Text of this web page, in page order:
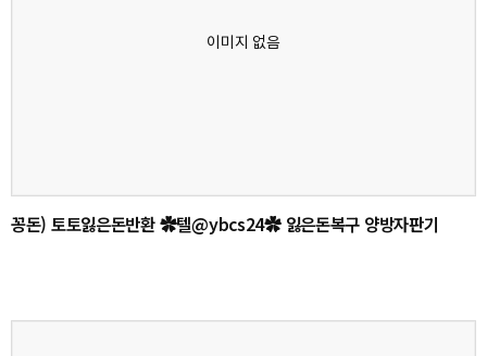
꽁돈) 토토잃은돈반환 ✿텔@ybcs24✿ 잃은돈복구 양방자판기